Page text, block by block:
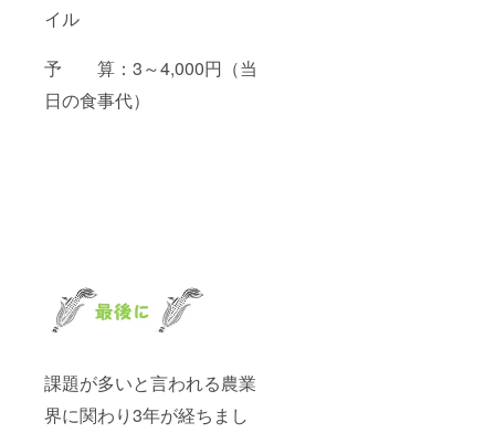
イル
予 算：3～4,000円（当
日の食事代）
課題が多いと言われる農業
界に関わり3年が経ちまし